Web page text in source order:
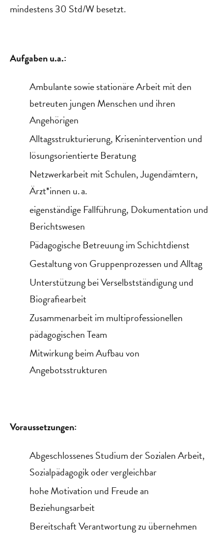
mindestens 30 Std/W besetzt.
Aufgaben u.a.:
Ambulante sowie stationäre Arbeit mit den
betreuten jungen Menschen und ihren
Angehörigen
Alltagsstrukturierung, Krisenintervention und
lösungsorientierte Beratung
Netzwerkarbeit mit Schulen, Jugendämtern,
Ärzt*innen u. a.
eigenständige Fallführung, Dokumentation und
Berichtswesen
Pädagogische Betreuung im Schichtdienst
Gestaltung von Gruppenprozessen und Alltag
Unterstützung bei Verselbstständigung und
Biografiearbeit
Zusammenarbeit im multiprofessionellen
pädagogischen Team
Mitwirkung beim Aufbau von
Angebotsstrukturen
Voraussetzungen:
Abgeschlossenes Studium der Sozialen Arbeit,
Sozialpädagogik oder vergleichbar
hohe Motivation und Freude an
Beziehungsarbeit
Bereitschaft Verantwortung zu übernehmen